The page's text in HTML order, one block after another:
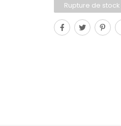
Rupture de stock